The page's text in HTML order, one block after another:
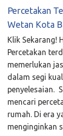
Percetakan
Wetan Kota
Klik Sekarang!
Percetakan
memerlukan
dalam segi
penyelesaian.
mencari
rumah. Di era
menginginkan